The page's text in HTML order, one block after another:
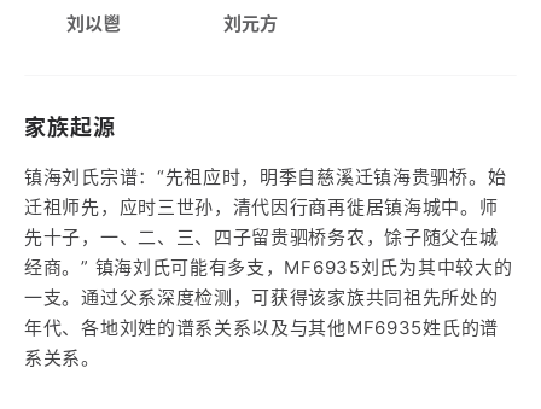
刘以鬯 刘元方
家族起源
镇海刘氏宗谱：“先祖应时，明季自慈溪迁镇海贵驷桥。始
迁祖师先，应时三世孙，清代因行商再徙居镇海城中。师
先十子，一、二、三、四子留贵驷桥务农，馀子随父在城
经商。” 镇海刘氏可能有多支，MF6935刘氏为其中较大的
一支。通过父系深度检测，可获得该家族共同祖先所处的
年代、各地刘姓的谱系关系以及与其他MF6935姓氏的谱
系关系。